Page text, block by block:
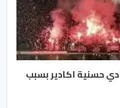
حسنية اكادير بسبب